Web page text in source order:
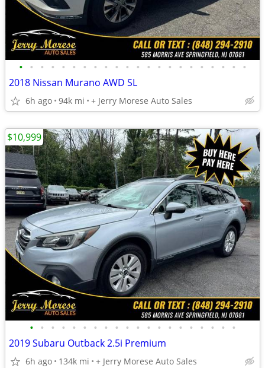
• • • • • • • • • • • • • • • • • • • • • •
2018 Nissan Murano AWD SL
6h ago 94k mi + Jerry Morese Auto Sales
• • • • • • • • • • • • • • • • • • • •
2019 Subaru Outback 2.5i Premium
6h ago 134k mi + Jerry Morese Auto Sales
$10,999